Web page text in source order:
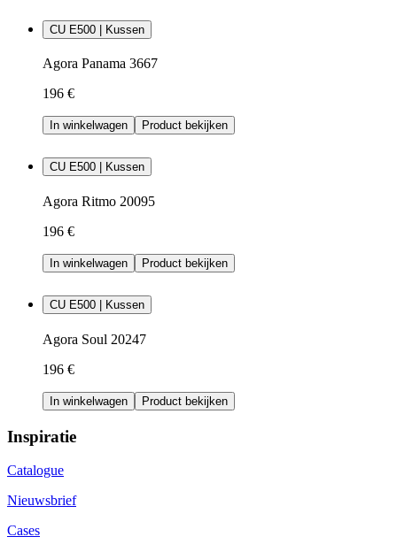
CU E500 | Kussen
Agora Panama 3667
196 €
In winkelwagen Product bekijken
CU E500 | Kussen
Agora Ritmo 20095
196 €
In winkelwagen Product bekijken
CU E500 | Kussen
Agora Soul 20247
196 €
In winkelwagen Product bekijken
Inspiratie
Catalogue
Nieuwsbrief
Cases